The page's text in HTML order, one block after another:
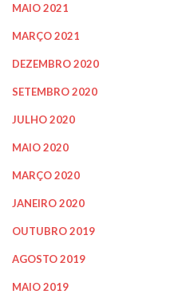
MAIO 2021
MARÇO 2021
DEZEMBRO 2020
SETEMBRO 2020
JULHO 2020
MAIO 2020
MARÇO 2020
JANEIRO 2020
OUTUBRO 2019
AGOSTO 2019
MAIO 2019